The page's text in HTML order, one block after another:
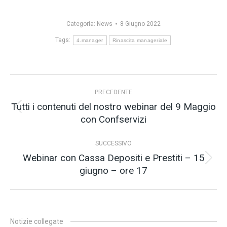
Categoria: News 8 Giugno 2022
Tags: 4.manager Rinascita manageriale
PRECEDENTE
Post
precedente:
Tutti i contenuti del nostro webinar del 9 Maggio
con Confservizi
SUCCESSIVO
Prossimo
post:
Webinar con Cassa Depositi e Prestiti – 15
giugno – ore 17
Notizie collegate